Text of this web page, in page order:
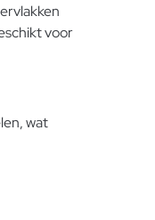
voor
wat